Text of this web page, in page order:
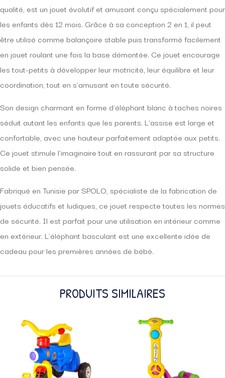
qualité, est un jouet évolutif et amusant conçu spécialement pour
les enfants dès 12 mois. Grâce à sa conception 2 en 1, il peut
être utilisé comme balançoire stable puis transformé facilement
en jouet roulant une fois la base démontée. Ce jouet encourage
les tout-petits à développer leur motricité, leur équilibre et leur
coordination, tout en s’amusant en toute sécurité.
Son design charmant en forme d’éléphant blanc à taches noires
séduit autant les enfants que les parents. L’assise est large et
confortable, avec une hauteur parfaitement adaptée aux petits.
Ce jouet stimule l’imaginaire tout en rassurant par sa structure
solide et bien pensée.
Fabriqué en Tunisie par SPOLO, spécialiste de la fabrication de
jouets éducatifs et ludiques, ce jouet respecte toutes les normes
de sécurité. Il est parfait pour une utilisation en intérieur comme
en extérieur. L’éléphant basculant est une excellente idée de
cadeau pour les premières années de bébé.
PRODUITS SIMILAIRES